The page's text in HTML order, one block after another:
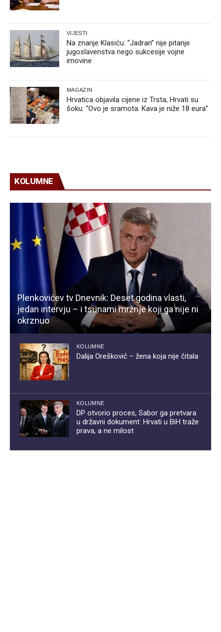
VIJESTI
Na znanje Klasiću: “Jadran” nije pitanje
jugoslavenstva nego sukcesije vojne
imovine
MAGAZIN
Hrvatica objavila cijene iz Trsta, Hrvati su
šoku: “Ovo je sramota. Kava je niže 18 eura”
KOLUMNE
Plenkovićev tv Dnevnik: Deset godina vlasti,
jedan intervju – i tsunami mržnje koji ga nije ni
okrznuo
KOLUMNE
Dalija Orešković – žena koja nije čitala
KOLUMNE
DP otvorio proces, Sabor ga pretvara
u državni dokument: Hrvati u BiH traže
prava, a ne milost